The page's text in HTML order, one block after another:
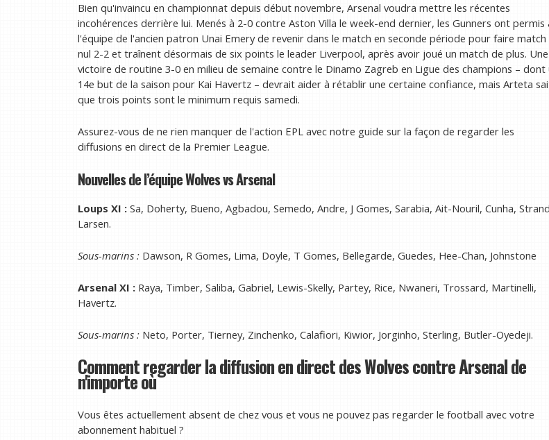
Bien qu'invaincu en championnat depuis début novembre, Arsenal voudra mettre les récentes
incohérences derrière lui. Menés à 2-0 contre Aston Villa le week-end dernier, les Gunners ont permis
l'équipe de l'ancien patron Unai Emery de revenir dans le match en seconde période pour faire match
nul 2-2 et traînent désormais de six points le leader Liverpool, après avoir joué un match de plus. Une
victoire de routine 3-0 en milieu de semaine contre le Dinamo Zagreb en Ligue des champions – dont
14e but de la saison pour Kai Havertz – devrait aider à rétablir une certaine confiance, mais Arteta
que trois points sont le minimum requis samedi.
Assurez-vous de ne rien manquer de l'action EPL avec notre guide sur la façon de regarder les
diffusions en direct de la Premier League.
Nouvelles de l’équipe Wolves vs Arsenal
Loups XI : Sa, Doherty, Bueno, Agbadou, Semedo, Andre, J Gomes, Sarabia, Ait-Nouril, Cunha, Strand
Larsen.
Sous-marins : Dawson, R Gomes, Lima, Doyle, T Gomes, Bellegarde, Guedes, Hee-Chan, Johnstone
Arsenal XI : Raya, Timber, Saliba, Gabriel, Lewis-Skelly, Partey, Rice, Nwaneri, Trossard, Martinelli,
Havertz.
Sous-marins : Neto, Porter, Tierney, Zinchenko, Calafiori, Kiwior, Jorginho, Sterling, Butler-Oyedeji.
Comment regarder la diffusion en direct des Wolves contre Arsenal de
n'importe où
Vous êtes actuellement absent de chez vous et vous ne pouvez pas regarder le football avec votre
abonnement habituel ?